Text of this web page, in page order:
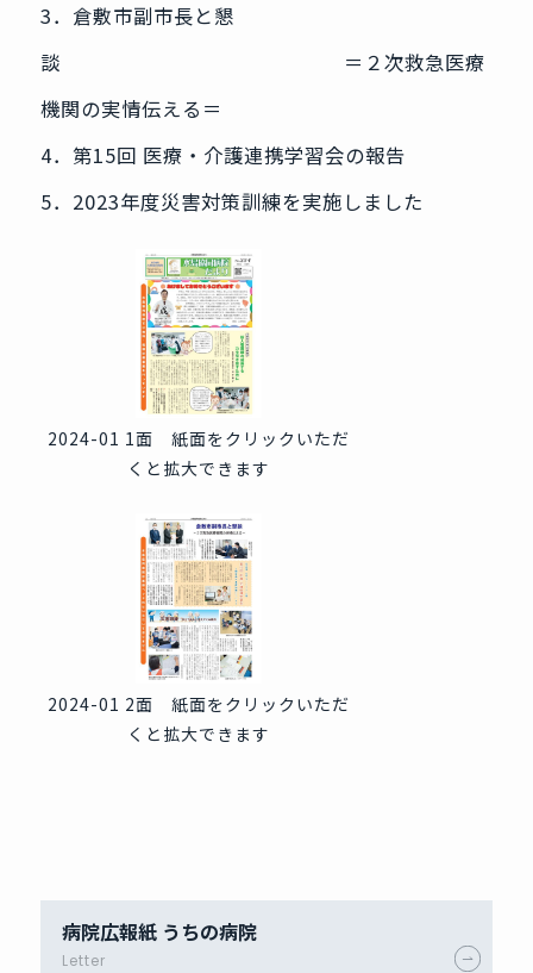
3．倉敷市副市長と懇
談 ＝２次救急医療
機関の実情伝える＝
4．第15回 医療・介護連携学習会の報告
5．2023年度災害対策訓練を実施しました
2024-01 1面 紙面をクリックいただ
くと拡大できます
2024-01 2面 紙面をクリックいただ
くと拡大できます
病院広報紙 うちの病院
Letter